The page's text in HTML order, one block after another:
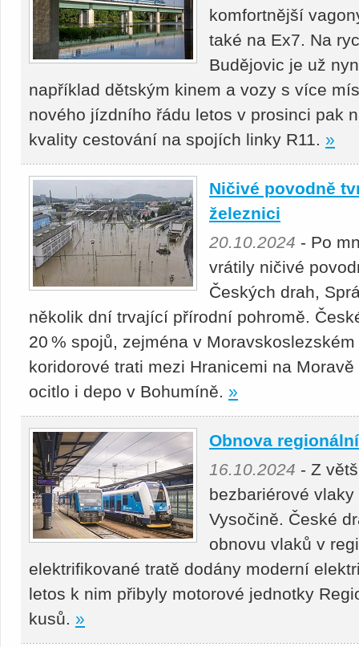
komfortnější
také na Ex7. Na
Budějovic je už
například dětským kinem a vozy s více
nového jízdního řádu letos v prosinci pak
kvality cestování na spojích linky R11. »
Ničivé povodně
železnici
20.10.2024 - Po
vrátily ničivé
Českých drah,
několik dní trvající přírodní pohromě.
20 % spojů, zejména v
koridorové trati mezi Hranicemi na
ocitlo i depo v Bohumíně. »
Obnova
16.10.2024 - Z
bezbariérové
Vysočině. České
obnovu vlaků v
elektrifikované tratě dodány moderní
letos k nim přibyly motorové jednotky
kusů. »